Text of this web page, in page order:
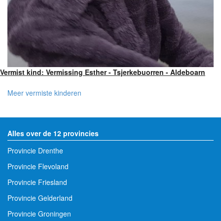
Vermist kind: Vermissing Esther - Tsjerkebuorren - Aldeboarn
Meer vermiste kinderen
Alles over de 12 provincies
Provincie Drenthe
Provincie Flevoland
Provincie Friesland
Provincie Gelderland
Provincie Groningen